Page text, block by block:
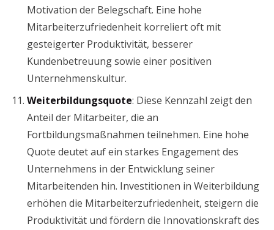
Motivation der Belegschaft. Eine hohe
Mitarbeiterzufriedenheit korreliert oft mit
gesteigerter Produktivität, besserer
Kundenbetreuung sowie einer positiven
Unternehmenskultur.
Weiterbildungsquote: Diese Kennzahl zeigt den
Anteil der Mitarbeiter, die an
Fortbildungsmaßnahmen teilnehmen. Eine hohe
Quote deutet auf ein starkes Engagement des
Unternehmens in der Entwicklung seiner
Mitarbeitenden hin. Investitionen in Weiterbildung
erhöhen die Mitarbeiterzufriedenheit, steigern die
Produktivität und fördern die Innovationskraft des